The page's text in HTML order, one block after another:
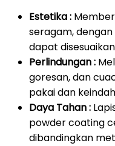
Estetika :
seragam,
dapat
Perlindungan :
goresan, dan
pakai dan
Daya Tahan :
powder coating
dibandingkan